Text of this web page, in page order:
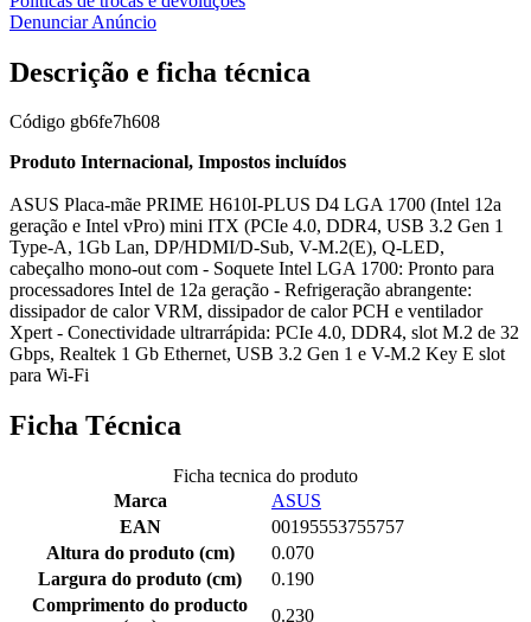
Denunciar Anúncio
Descrição e ficha técnica
Código gb6fe7h608
Produto Internacional, Impostos incluídos
ASUS Placa-mãe PRIME H610I-PLUS D4 LGA 1700 (Intel 12a
geração e Intel vPro) mini ITX (PCIe 4.0, DDR4, USB 3.2 Gen 1
Type-A, 1Gb Lan, DP/HDMI/D-Sub, V-M.2(E), Q-LED,
cabeçalho mono-out com - Soquete Intel LGA 1700: Pronto para
processadores Intel de 12a geração - Refrigeração abrangente:
dissipador de calor VRM, dissipador de calor PCH e ventilador
Xpert - Conectividade ultrarrápida: PCIe 4.0, DDR4, slot M.2 de 32
Gbps, Realtek 1 Gb Ethernet, USB 3.2 Gen 1 e V-M.2 Key E slot
para Wi-Fi
Ficha Técnica
Ficha tecnica do produto
Marca
ASUS
EAN
00195553755757
Altura do produto (cm)
0.070
Largura do produto (cm)
0.190
Comprimento do producto
0.230